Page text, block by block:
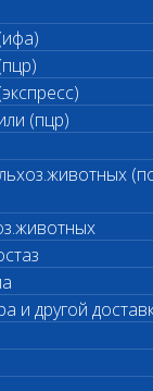
(пцр)
и другой
от 6 проб.
кровь в
или с
или в